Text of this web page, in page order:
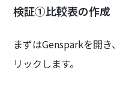
検証①比較表の作成
まずはGensparkを開き
リックします。